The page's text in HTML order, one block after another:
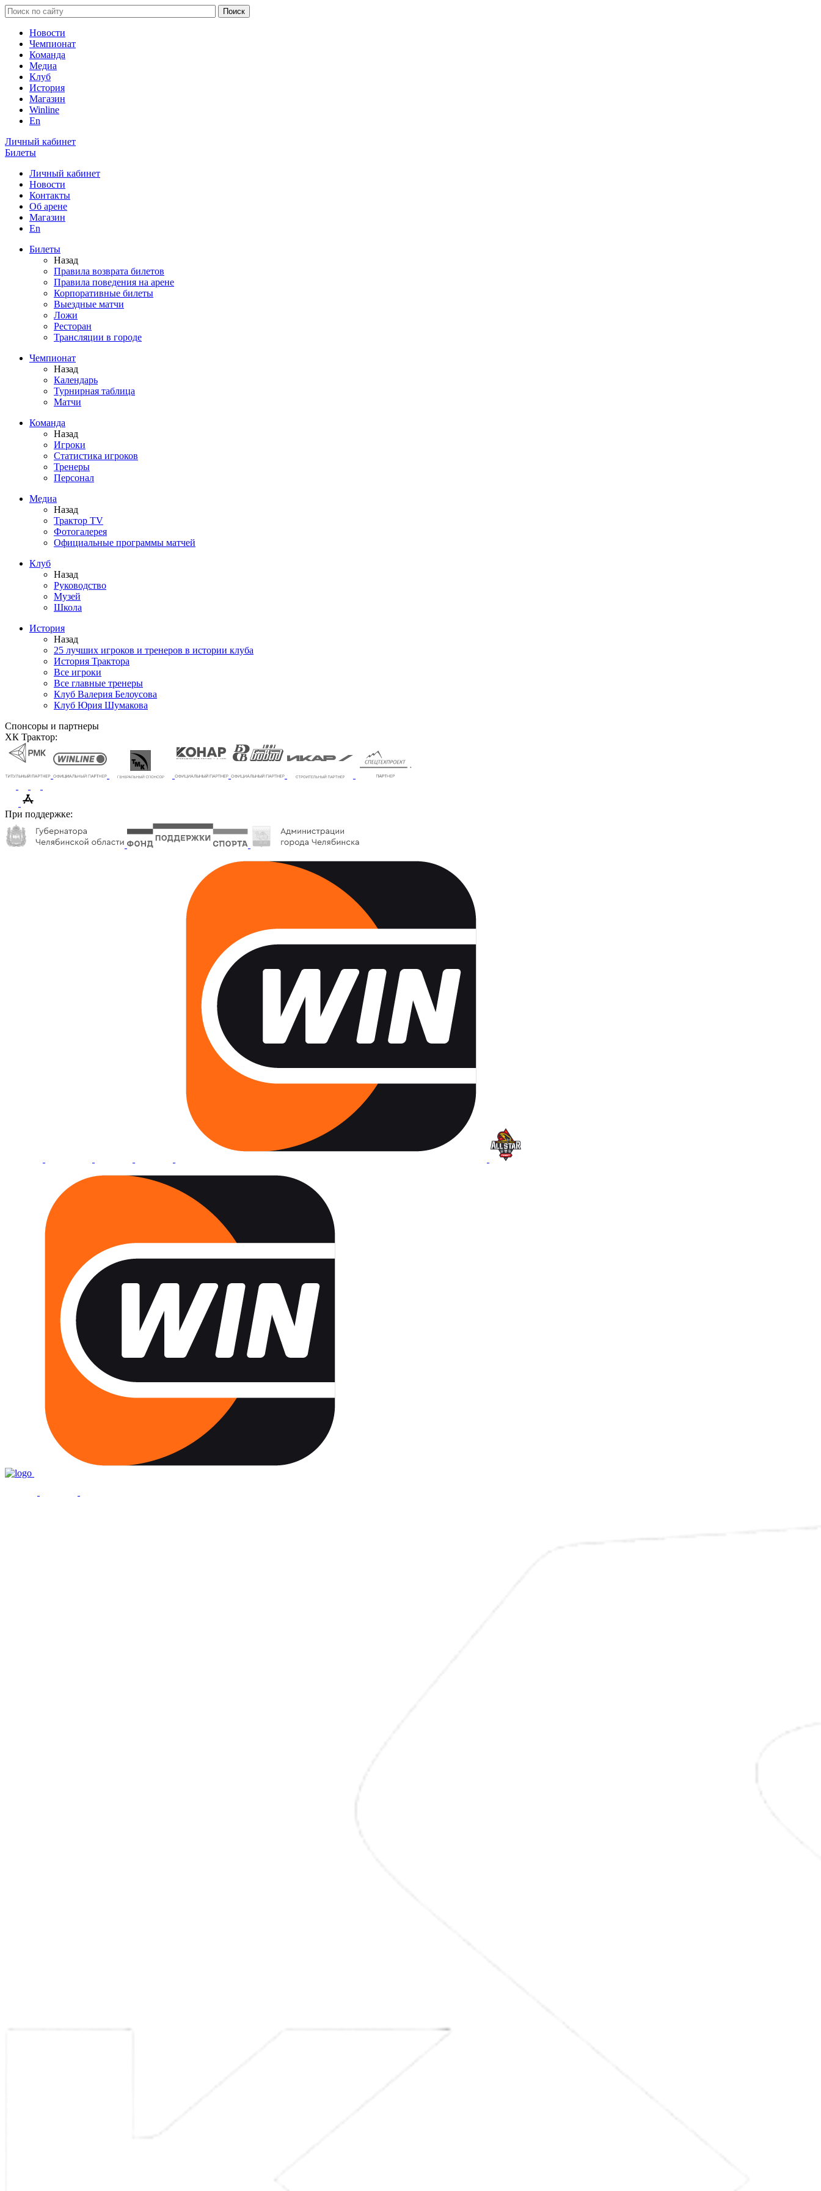
Новости
Чемпионат
Команда
Медиа
Клуб
История
Магазин
Winline
En
Личный кабинет
Билеты
Личный кабинет
Новости
Контакты
Об арене
Магазин
En
Билеты
Назад
Правила возврата билетов
Правила поведения на арене
Корпоративные билеты
Выездные матчи
Ложи
Ресторан
Трансляции в городе
Чемпионат
Назад
Календарь
Турнирная таблица
Матчи
Команда
Назад
Игроки
Статистика игроков
Тренеры
Персонал
Медиа
Назад
Трактор TV
Фотогалерея
Официальные программы матчей
Клуб
Назад
Руководство
Музей
Школа
История
Назад
25 лучших игроков и тренеров в истории клуба
История Трактора
Все игроки
Все главные тренеры
Клуб Валерия Белоусова
Клуб Юрия Шумакова
Спонсоры и партнеры
ХК Трактор:
При поддержке: